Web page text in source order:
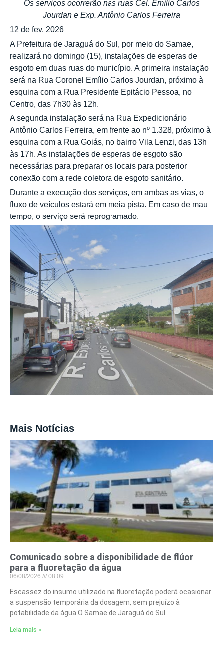
Os serviços ocorrerão nas ruas Cel. Emílio Carlos
Jourdan e Exp. Antônio Carlos Ferreira
12 de fev. 2026
A Prefeitura de Jaraguá do Sul, por meio do Samae,
realizará no domingo (15), instalações de esperas de
esgoto em duas ruas do município. A primeira instalação
será na Rua Coronel Emílio Carlos Jourdan, próximo à
esquina com a Rua Presidente Epitácio Pessoa, no
Centro, das 7h30 às 12h.
A segunda instalação será na Rua Expedicionário
Antônio Carlos Ferreira, em frente ao nº 1.328, próximo à
esquina com a Rua Goiás, no bairro Vila Lenzi, das 13h
às 17h. As instalações de esperas de esgoto são
necessárias para preparar os locais para posterior
conexão com a rede coletora de esgoto sanitário.
Durante a execução dos serviços, em ambas as vias, o
fluxo de veículos estará em meia pista. Em caso de mau
tempo, o serviço será reprogramado.
Mais Notícias
Comunicado sobre a disponibilidade de flúor
para a fluoretação da água
06/08/2026 08:09
Escassez do insumo utilizado na fluoretação poderá ocasionar
a suspensão temporária da dosagem, sem prejuízo à
potabilidade da água O Samae de Jaraguá do Sul
Leia mais »